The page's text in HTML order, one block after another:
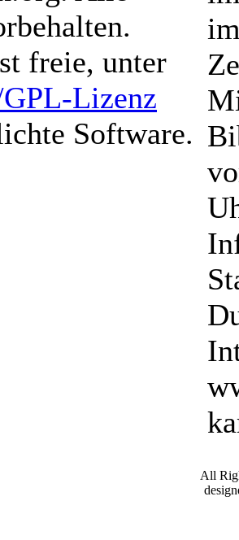
freie, unter
Lizenz
Software.
All